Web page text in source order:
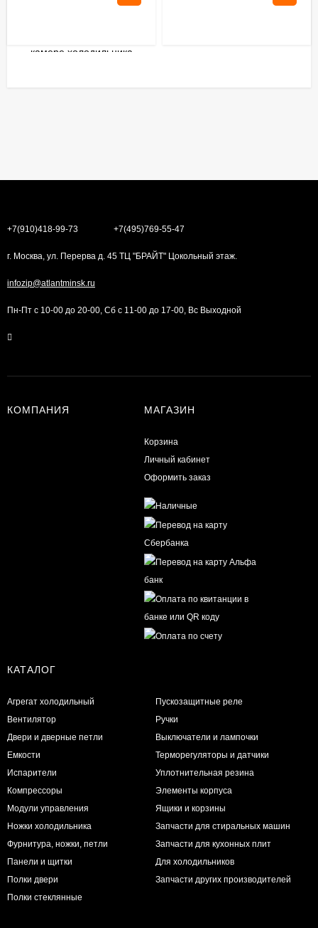
+7(910)418-99-73 +7(495)769-55-47
г. Москва, ул. Перерва д. 45 ТЦ "БРАЙТ" Цокольный этаж.
infozip@atlantminsk.ru
Пн-Пт с 10-00 до 20-00, Сб с 11-00 до 17-00, Вс Выходной
КОМПАНИЯ МАГАЗИН
Корзина
Личный кабинет
Оформить заказ
КАТАЛОГ
Агрегат холодильный
Вентилятор
Двери и дверные петли
Емкости
Испарители
Компрессоры
Модули управления
Ножки холодильника
Фурнитура, ножки, петли
Панели и щитки
Полки двери
Полки стеклянные
Пускозащитные реле
Ручки
Выключатели и лампочки
Терморегуляторы и датчики
Уплотнительная резина
Элементы корпуса
Ящики и корзины
Запчасти для стиральных машин
Запчасти для кухонных плит
Для холодильников
Запчасти других производителей